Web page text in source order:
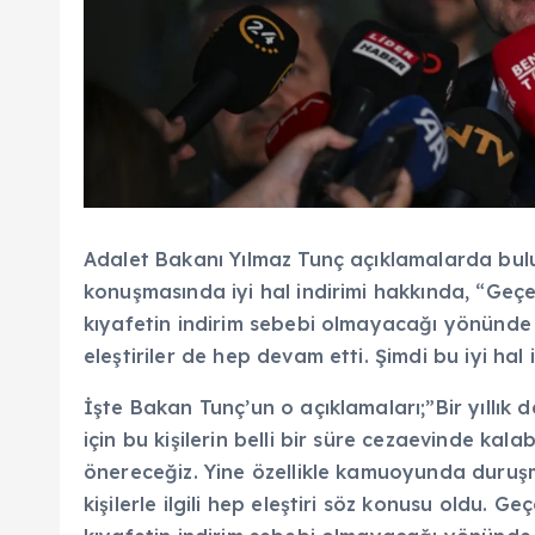
Adalet Bakanı Yılmaz Tunç açıklamalarda
konuşmasında iyi hal indirimi hakkında,
kıyafetin indirim sebebi olmayacağı
eleştiriler de hep devam etti. Şimdi bu iyi hal
İşte Bakan Tunç’un o açıklamaları;”Bir
için bu kişilerin belli bir süre cezaevinde
önereceğiz. Yine özellikle kamuoyunda
kişilerle ilgili hep eleştiri söz konusu oldu.